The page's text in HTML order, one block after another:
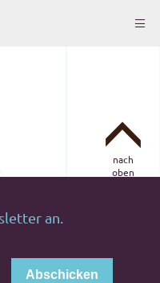
nach
oben
an.
Abschicken